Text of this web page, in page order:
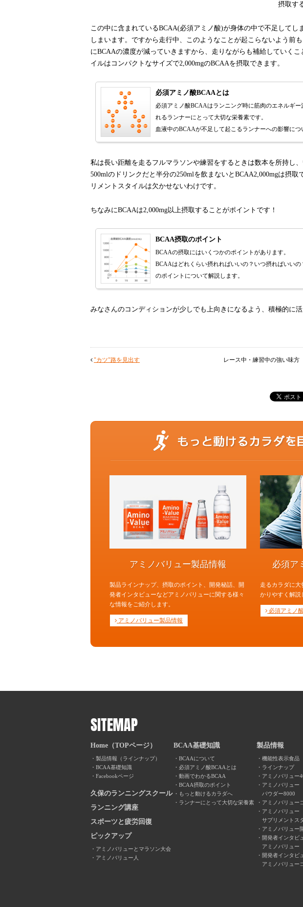
摂取す
この中に含まれているBCAA(必須アミノ酸)が身体の中で不足してし
しまいます。ですから走行中、このようなことが起こらないよう前
にBCAAの濃度が減っていきますから、走りながらも補給していく
イルはコンパクトなサイズで2,000mgのBCAAを摂取できます。
必須アミノ酸BCAAとは
必須アミノ酸BCAAはランニング時に筋肉のエネルギ
れるランナーにとって大切な栄養素です。
血液中のBCAAが不足して起こるランナーへの影響につ
私は長い距離を走るフルマラソンや練習をするときは数本を所持し
500mlのドリンクだと半分の250mlを飲まないとBCAA2,000mgは摂
リメントスタイルは欠かせないわけです。
ちなみにBCAAは2,000mg以上摂取することがポイントです！
BCAA摂取のポイント
BCAAの摂取にはいくつかのポイントがあります。
BCAAはどれくらい摂れればいいの？いつ摂ればいい
のポイントについて解説します。
みなさんのコンディションが少しでも上向きになるよう、積極的に
レース中・練習中の強い味方
"カツ"路を見出す
アミノバリュー製品情報
製品ラインナップ、摂取のポイント、開発秘話、開
発者インタビューなどアミノバリューに関する様々
な情報をご紹介します。
アミノバリュー製品情報
必須ア
走るカラダに
かりやすく解説
必須アミノ
SITEMAP
Home（TOPページ）
製品情報（ラインナップ）
BCAA基礎知識
Facebookページ
久保のランニングスクール
ランニング講座
スポーツと疲労回復
ピックアップ
アミノバリューとマラソン大会
アミノバリュー人
BCAA基礎知識
BCAAについて
必須アミノ酸BCAAとは
動画でわかるBCAA
BCAA摂取のポイント
もっと動けるカラダへ
ランナーにとって大切な栄養素
製品情報
機能性表示食品
ラインナップ
アミノバリュー
アミノバリュー
パウダー8000
アミノバリュー
アミノバリュー
サプリメントス
アミノバリュー
開発者インタビ
アミノバリュー
開発者インタビ
アミノバリュー